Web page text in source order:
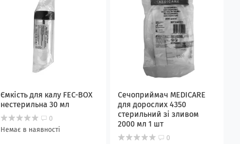
Ємкість для калу FEC-BOX
нестерильна 30 мл
0
Немає в наявності
Сечоприймач MEDICARE
для дорослих 4350
стерильний зі зливом
2000 мл 1 шт
0